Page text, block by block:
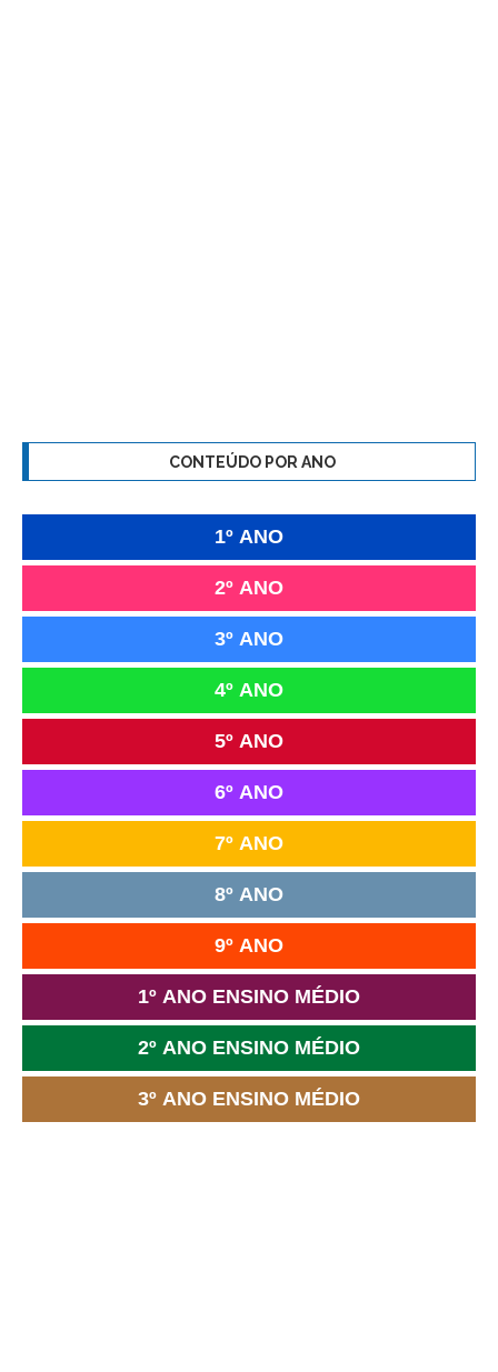
CONTEÚDO POR ANO
1º ANO
2º ANO
3º ANO
4º ANO
5º ANO
6º ANO
7º ANO
8º ANO
9º ANO
1º ANO ENSINO MÉDIO
2º ANO ENSINO MÉDIO
3º ANO ENSINO MÉDIO